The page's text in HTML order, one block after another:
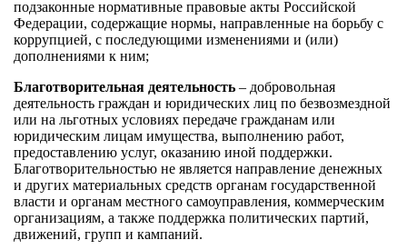
подзаконные нормативные правовые акты Российской
Федерации, содержащие нормы, направленные на борьбу с
коррупцией, с последующими изменениями и (или)
дополнениями к ним;
Благотворительная деятельность – добровольная
деятельность граждан и юридических лиц по безвозмездной
или на льготных условиях передаче гражданам или
юридическим лицам имущества, выполнению работ,
предоставлению услуг, оказанию иной поддержки.
Благотворительностью не является направление денежных
и других материальных средств органам государственной
власти и органам местного самоуправления, коммерческим
организациям, а также поддержка политических партий,
движений, групп и кампаний.